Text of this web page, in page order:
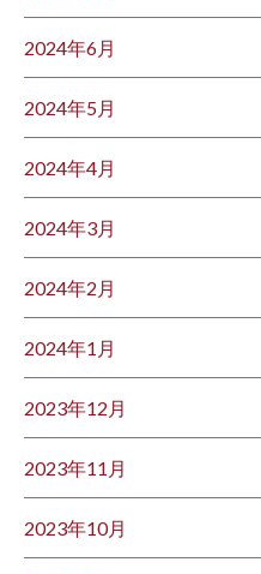
2024年6月
2024年5月
2024年4月
2024年3月
2024年2月
2024年1月
2023年12月
2023年11月
2023年10月